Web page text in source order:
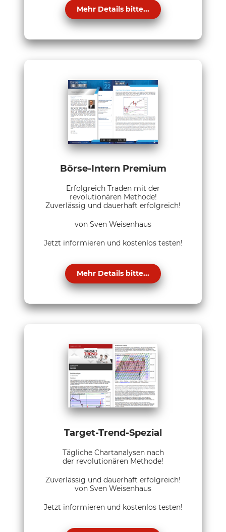
Mehr Details bitte...
Börse-Intern Premium
Erfolgreich Traden mit der
revolutionären Methode!
Zuverlässig und dauerhaft erfolgreich!
von Sven Weisenhaus
Jetzt informieren und kostenlos testen!
Mehr Details bitte...
Target-Trend-Spezial
Tägliche Chartanalysen nach
der revolutionären Methode!
Zuverlässig und dauerhaft erfolgreich!
von Sven Weisenhaus
Jetzt informieren und kostenlos testen!